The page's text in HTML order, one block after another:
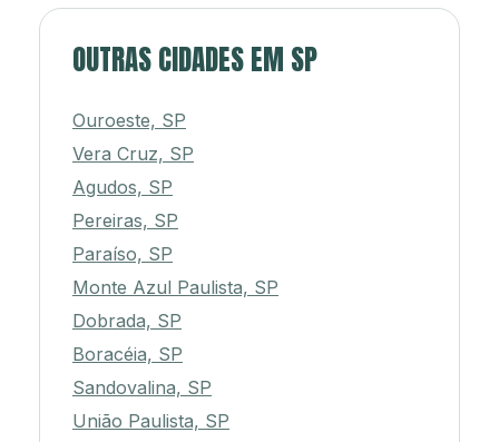
OUTRAS CIDADES EM SP
Ouroeste, SP
Vera Cruz, SP
Agudos, SP
Pereiras, SP
Paraíso, SP
Monte Azul Paulista, SP
Dobrada, SP
Boracéia, SP
Sandovalina, SP
União Paulista, SP